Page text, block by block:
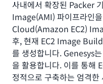
사내에서 확장된 Packer
Image(AMI) 파이프라인
Cloud(Amazon EC2)
후, 현재 EC2 Image
를 생성합니다. Genesys
을 활용합니다. 이를 통해
정적으로 구축하는 엄격